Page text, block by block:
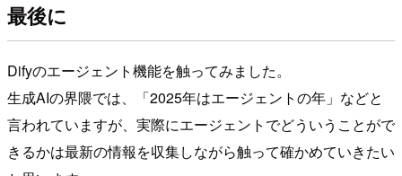
最後に
Difyのエージェント機能を触ってみました。
生成AIの界隈では、「2025年はエージェントの年」などと
言われていますが、実際にエージェントでどういうことがで
きるかは最新の情報を収集しながら触って確かめていきたい